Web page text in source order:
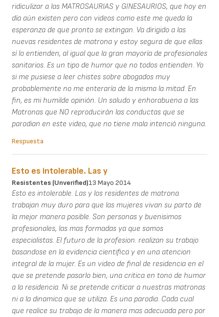
ridiculizar a las MATROSAURIAS y GINESAURIOS, que hoy en
día aún existen pero con videos como este me queda la
esperanza de que pronto se extingan. Va dirigido a las
nuevas residentes de matrona y estoy segura de que ellas
sí lo entienden, al igual que la gran mayoría de profesionales
sanitarios. Es un tipo de humor que no todos entienden. Yo
si me pusiese a leer chistes sobre abogados muy
probablemente no me enteraría de la misma la mitad. En
fin, es mi humilde opinión. Un saludo y enhorabuena a las
Matronas que NO reproducirán las conductas que se
parodian en este video, que no tiene mala intenció ninguna.
Respuesta
Esto es intolerable. Las y
Resistentes (unverified)13 Mayo 2014
Esto es intolerable. Las y los residentes de matrona
trabajan muy duro para que las mujeres vivan su parto de
la mejor manera posible. Son personas y buenisimos
profesionales, las mas formadas ya que somos
especialistas. El futuro de la profesion. realizan su trabajo
basandose en la evidencia cientifica y en una atencion
integral de la mujer. Es un video de final de residencia en el
que se pretende pasarlo bien, una critica en tono de humor
a la residencia. Ni se pretende criticar a nuestras matronas
ni a la dinamica que se utiliza. Es una parodia. Cada cual
que realice su trabajo de la manera mas adecuada pero por